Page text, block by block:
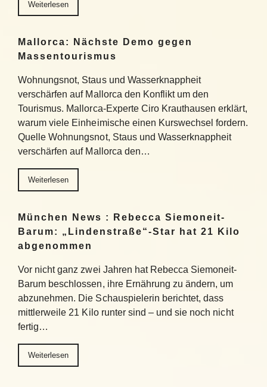
Weiterlesen
Mallorca: Nächste Demo gegen
Massentourismus
Wohnungsnot, Staus und Wasserknappheit
verschärfen auf Mallorca den Konflikt um den
Tourismus. Mallorca-Experte Ciro Krauthausen erklärt,
warum viele Einheimische einen Kurswechsel fordern.
Quelle Wohnungsnot, Staus und Wasserknappheit
verschärfen auf Mallorca den…
Weiterlesen
München News : Rebecca Siemoneit-
Barum: „Lindenstraße“-Star hat 21 Kilo
abgenommen
Vor nicht ganz zwei Jahren hat Rebecca Siemoneit-
Barum beschlossen, ihre Ernährung zu ändern, um
abzunehmen. Die Schauspielerin berichtet, dass
mittlerweile 21 Kilo runter sind – und sie noch nicht
fertig…
Weiterlesen